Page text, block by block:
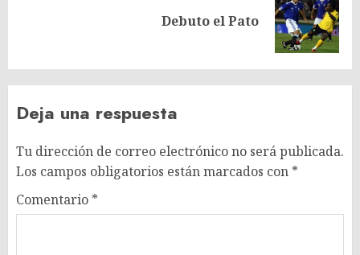
Debuto el Pato
Deja una respuesta
Tu dirección de correo electrónico no será publicada.
Los campos obligatorios están marcados con *
Comentario *